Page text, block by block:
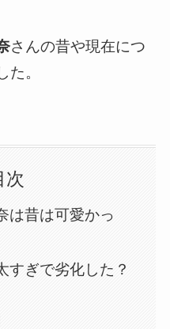
さんの昔や現在につ
。
次
は昔は可愛かっ
すぎで劣化した？